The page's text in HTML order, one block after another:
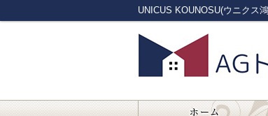
UNICUS KOUNOSU(ウニクス